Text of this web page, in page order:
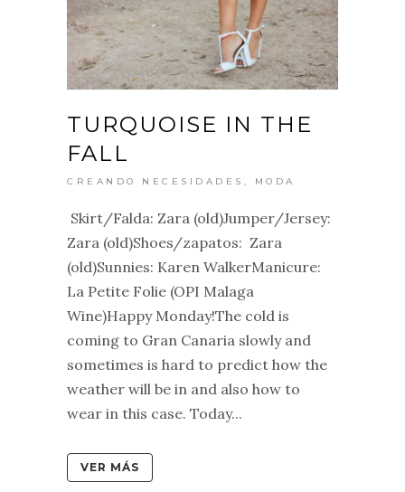
TURQUOISE IN THE
FALL
CREANDO NECESIDADES , MODA
Skirt/Falda: Zara (old)Jumper/Jersey:
Zara (old)Shoes/zapatos: Zara
(old)Sunnies: Karen WalkerManicure:
La Petite Folie (OPI Malaga
Wine)Happy Monday!The cold is
coming to Gran Canaria slowly and
sometimes is hard to predict how the
weather will be in and also how to
wear in this case. Today...
VER MÁS